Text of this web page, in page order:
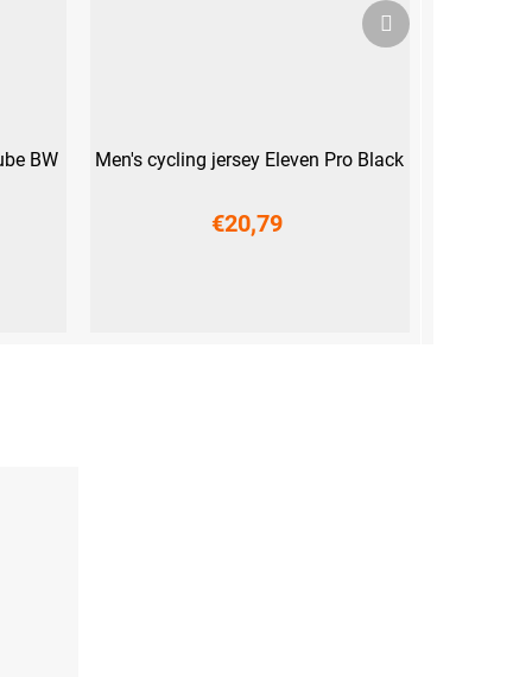
BW Men's cycling jersey Eleven Pro Black
€20,79
Nächstes
Produkt